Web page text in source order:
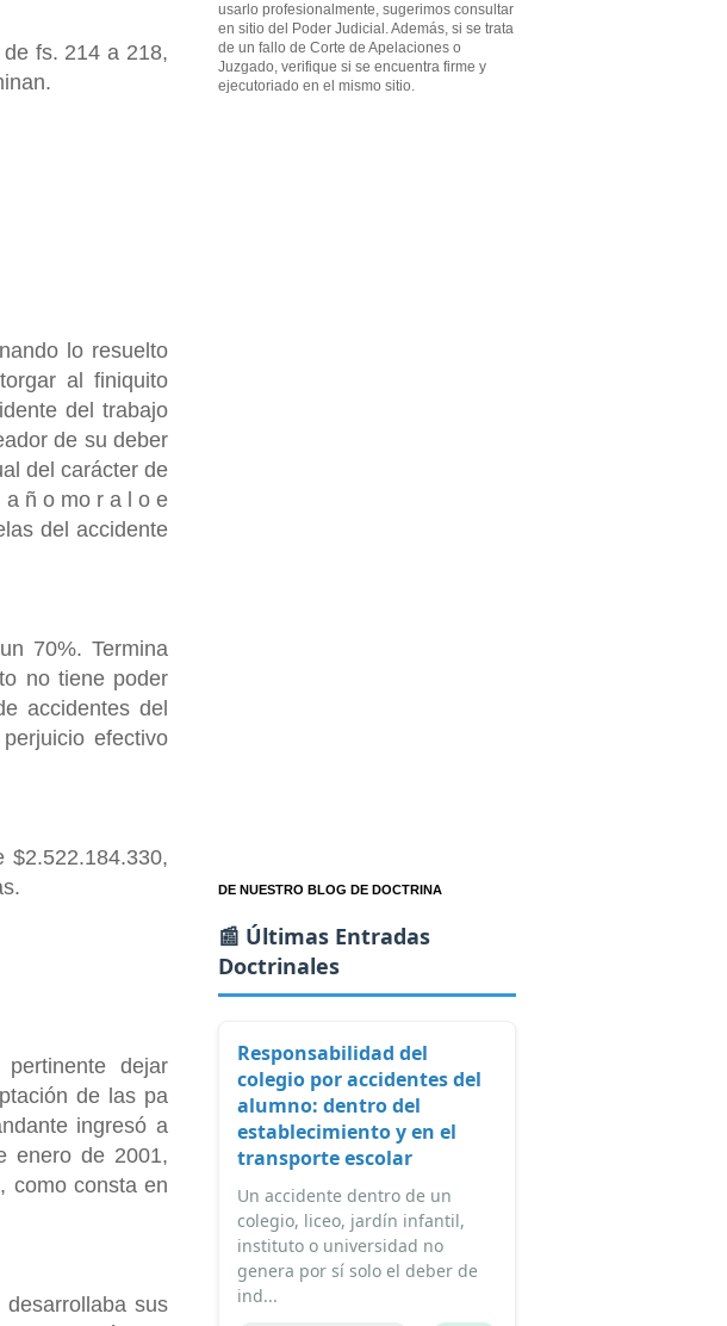
fs. 214 a 218,
lo resuelto
al finiquito
del trabajo
de su deber
del carácter de
ñ o mo r a l o e
del accidente
70%. Termina
no tiene poder
accidentes del
efectivo
dejar
de las pa
ingresó a
enero de 2001,
como consta en
sus
usarlo profesionalmente, sugerimos consultar
en sitio del Poder Judicial. Además, si se trata
de un fallo de Corte de Apelaciones o
Juzgado, verifique si se encuentra firme y
ejecutoriado en el mismo sitio.
DE NUESTRO BLOG DE DOCTRINA
📰 Últimas Entradas
Doctrinales
Responsabilidad del
colegio por accidentes del
alumno: dentro del
establecimiento y en el
transporte escolar
Un accidente dentro de un
colegio, liceo, jardín infantil,
instituto o universidad no
genera por sí solo el deber de
ind...